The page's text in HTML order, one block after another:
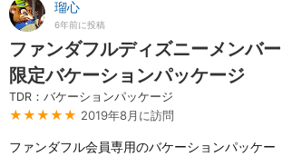
瑠心
6年前に投稿
ファンダフルディズニーメンバー
限定バケーションパッケージ
TDR：バケーションパッケージ
★★★★★ 2019年8月に訪問
ファンダフル会員専用のバケーションパッケー